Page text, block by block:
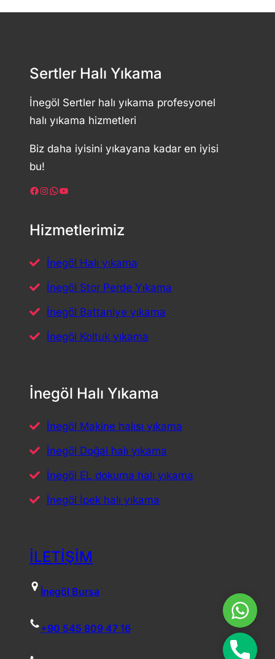
Sertler Halı Yıkama
İnegöl Sertler halı yıkama profesyonel
halı yıkama hizmetleri
Biz daha iyisini yıkayana kadar en iyisi
bu!
Facebook Instagram WhatsApp YouTube
Hizmetlerimiz
İnegöl Halı yıkama
İnegöl Stor Perde Yıkama
İnegöl Battaniye yıkama
İnegöl Koltuk yıkama
İnegöl Halı Yıkama
İnegöl Makine halısı yıkama
İnegöl Doğal halı yıkama
İnegöl EL dokuma halı yıkama
İnegöl İpek halı yıkama
İLETİŞİM
İnegöl Bursa
+90 545 809 47 16
Hemen